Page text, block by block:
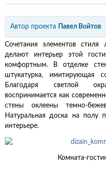
Автор проекта Павел Войтов
Сочетания элементов стиля
делают интерьер этой
комфортным. В отделке стен
штукатурка, имитирующая
Благодаря светлой
воспринимается как
стены оклеены темно-
Натуральная доска на полу
интерьере.
Комната-